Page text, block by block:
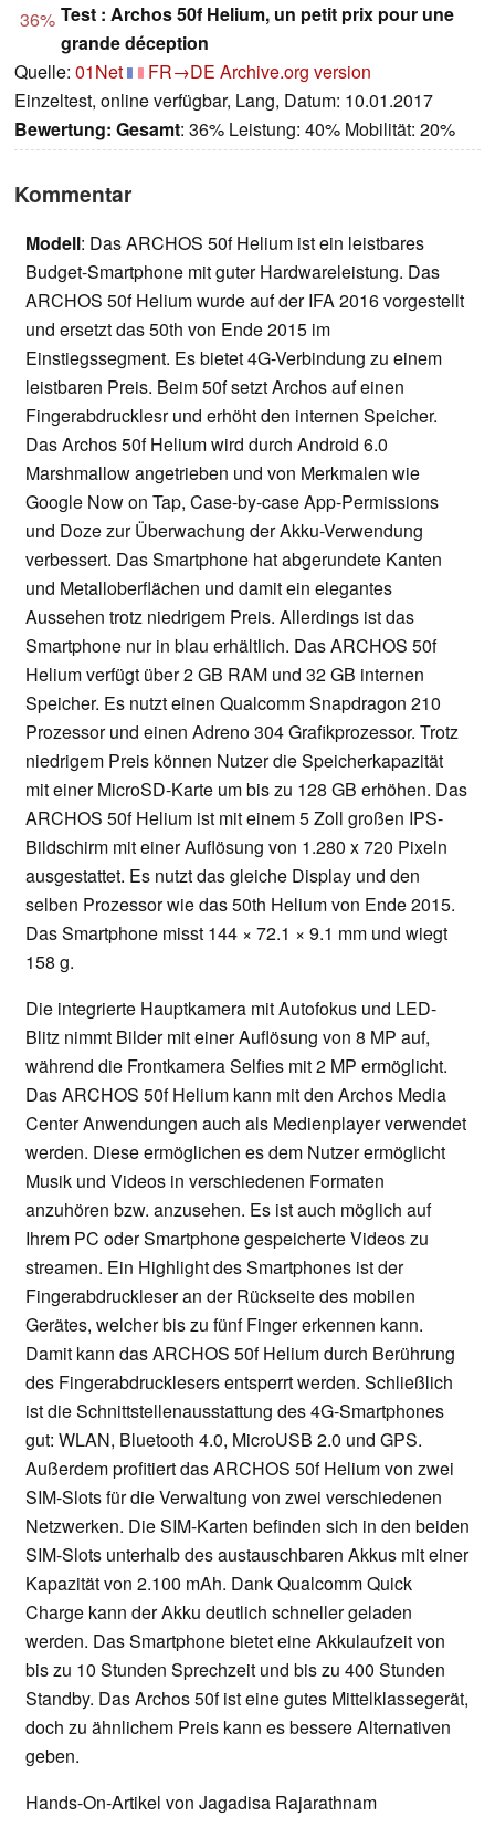
36% Test : Archos 50f Helium, un petit prix pour une
grande déception
Quelle: 01Net FR→DE Archive.org version
Einzeltest, online verfügbar, Lang, Datum: 10.01.2017
Bewertung: Gesamt: 36% Leistung: 40% Mobilität: 20%
Kommentar
Modell: Das ARCHOS 50f Helium ist ein leistbares
Budget-Smartphone mit guter Hardwareleistung. Das
ARCHOS 50f Helium wurde auf der IFA 2016 vorgestellt
und ersetzt das 50th von Ende 2015 im
Einstiegssegment. Es bietet 4G-Verbindung zu einem
leistbaren Preis. Beim 50f setzt Archos auf einen
Fingerabdrucklesr und erhöht den internen Speicher.
Das Archos 50f Helium wird durch Android 6.0
Marshmallow angetrieben und von Merkmalen wie
Google Now on Tap, Case-by-case App-Permissions
und Doze zur Überwachung der Akku-Verwendung
verbessert. Das Smartphone hat abgerundete Kanten
und Metalloberflächen und damit ein elegantes
Aussehen trotz niedrigem Preis. Allerdings ist das
Smartphone nur in blau erhältlich. Das ARCHOS 50f
Helium verfügt über 2 GB RAM und 32 GB internen
Speicher. Es nutzt einen Qualcomm Snapdragon 210
Prozessor und einen Adreno 304 Grafikprozessor. Trotz
niedrigem Preis können Nutzer die Speicherkapazität
mit einer MicroSD-Karte um bis zu 128 GB erhöhen. Das
ARCHOS 50f Helium ist mit einem 5 Zoll großen IPS-
Bildschirm mit einer Auflösung von 1.280 x 720 Pixeln
ausgestattet. Es nutzt das gleiche Display und den
selben Prozessor wie das 50th Helium von Ende 2015.
Das Smartphone misst 144 × 72.1 × 9.1 mm und wiegt
158 g.
Die integrierte Hauptkamera mit Autofokus und LED-
Blitz nimmt Bilder mit einer Auflösung von 8 MP auf,
während die Frontkamera Selfies mit 2 MP ermöglicht.
Das ARCHOS 50f Helium kann mit den Archos Media
Center Anwendungen auch als Medienplayer verwendet
werden. Diese ermöglichen es dem Nutzer ermöglicht
Musik und Videos in verschiedenen Formaten
anzuhören bzw. anzusehen. Es ist auch möglich auf
Ihrem PC oder Smartphone gespeicherte Videos zu
streamen. Ein Highlight des Smartphones ist der
Fingerabdruckleser an der Rückseite des mobilen
Gerätes, welcher bis zu fünf Finger erkennen kann.
Damit kann das ARCHOS 50f Helium durch Berührung
des Fingerabdrucklesers entsperrt werden. Schließlich
ist die Schnittstellenausstattung des 4G-Smartphones
gut: WLAN, Bluetooth 4.0, MicroUSB 2.0 und GPS.
Außerdem profitiert das ARCHOS 50f Helium von zwei
SIM-Slots für die Verwaltung von zwei verschiedenen
Netzwerken. Die SIM-Karten befinden sich in den beiden
SIM-Slots unterhalb des austauschbaren Akkus mit einer
Kapazität von 2.100 mAh. Dank Qualcomm Quick
Charge kann der Akku deutlich schneller geladen
werden. Das Smartphone bietet eine Akkulaufzeit von
bis zu 10 Stunden Sprechzeit und bis zu 400 Stunden
Standby. Das Archos 50f ist eine gutes Mittelklassegerät,
doch zu ähnlichem Preis kann es bessere Alternativen
geben.
Hands-On-Artikel von Jagadisa Rajarathnam